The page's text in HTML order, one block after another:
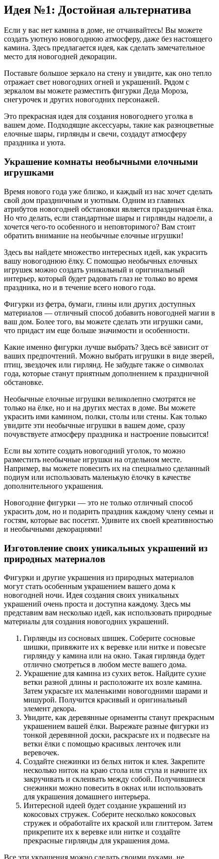
Идея №1: Достойная альтернатива
Если у вас нет камина в доме, не отчаивайтесь! Вы можете
создать уютную новогоднюю атмосферу, даже без настоящего
камина. Здесь предлагается идея, как сделать замечательное
место для новогодней декорации.
Поставьте большое зеркало на стену и увидите, как оно тепло
отражает свет новогодних огней и украшений. Рядом с
зеркалом вы можете разместить фигурки Деда Мороза,
снегурочек и других новогодних персонажей.
Это прекрасная идея для создания новогоднего уголка в
вашем доме. Подходящие аксессуары, такие как разноцветные
елочные шары, гирлянды и свечи, создадут атмосферу
праздника и уюта.
Украшение комнаты необычными елочными
игрушками
Время нового года уже близко, и каждый из нас хочет сделать
свой дом праздничным и уютным. Одним из главных
атрибутов новогодней обстановки является праздничная ёлка.
Но что делать, если стандартные шары и гирлянды надоели, а
хочется чего-то особенного и неповторимого? Вам стоит
обратить внимание на необычные елочные игрушки!
Здесь вы найдете множество интересных идей, как украсить
вашу новогоднюю ёлку. С помощью необычных елочных
игрушек можно создать уникальный и оригинальный
интерьер, который будет радовать глаз не только во время
праздника, но и в течение всего нового года.
Фигурки из фетра, бумаги, глины или других доступных
материалов — отличный способ добавить новогодней магии в
ваш дом. Более того, вы можете сделать эти игрушки сами,
что придаст им еще больше значимости и особенности.
Какие именно фигурки лучше выбрать? Здесь всё зависит от
ваших предпочтений. Можно выбрать игрушки в виде зверей,
птиц, звездочек или гирлянд. Не забудьте также о символах
года, которые станут приятным дополнением к праздничной
обстановке.
Необычные елочные игрушки великолепно смотрятся не
только на ёлке, но и на других местах в доме. Вы можете
украсить ими камином, полки, столы или стены. Как только
увидите эти необычные игрушки в вашем доме, сразу
почувствуете атмосферу праздника и настроение повысится!
Если вы хотите создать новогодний уголок, то можно
разместить необычные игрушки на отдельном месте.
Например, вы можете повесить их на специально сделанный
подиум или использовать маленькую ёлочку в качестве
дополнительного украшения.
Новогодние фигурки — это не только отличный способ
украсить дом, но и подарить праздник каждому члену семьи и
гостям, которые вас посетят. Удивите их своей креативностью
и необычными декорациями!
Изготовление своих уникальных украшений из
природных материалов
Фигурки и другие украшения из природных материалов
могут стать особенным украшением вашего дома к
новогодней ночи. Идея создания своих уникальных
украшений очень проста и доступна каждому. Здесь мы
представим вам несколько идей, как использовать природные
материалы для создания новогодних украшений.
Гирлянды из сосновых шишек. Соберите сосновые
шишки, привяжите их к веревке или нитке и повесьте
гирлянду у камина или на окно. Такая гирлянда будет
отлично смотреться в любом месте вашего дома.
Украшение для камина из сухих веток. Найдите сухие
ветки разной длины и расположите их возле камина.
Затем украсьте их маленькими новогодними шарами и
мишурой. Получится красивый и оригинальный
элемент декора.
Увидите, как деревянные орнаменты станут прекрасным
украшением вашей ёлки. Вырежьте разные фигурки из
тонкой деревянной доски, раскрасьте их и подвесьте на
ветки ёлки с помощью красивых ленточек или
веревочек.
Создайте снежинки из белых ниток и клея. Закрепите
несколько ниток на краю стола или стула и начните их
закручивать и склеивать между собой. Получившиеся
снежинки можно повесить в окнах или использовать
для украшения домашнего интерьера.
Интересной идеей будет создание украшений из
кокосовых стружек. Соберите несколько кокосовых
стружек и обработайте их краской или глиттером. Затем
прикрепите их к веревке или нитке и создайте
прекрасные гирлянды для украшения дома.